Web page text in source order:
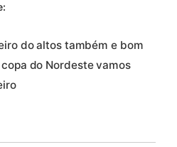
do altos também e bom
do Nordeste vamos